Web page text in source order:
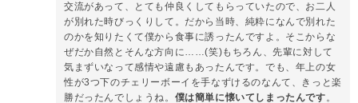
交流があって、とても仲良くしてもらっていたので、お二人
が別れた時びっくりして。だから当時、純粋になんで別れた
のかを知りたくて僕から食事に誘ったんですよ。そこからな
ぜだか自然とそんな方向に……(笑)もちろん、先輩に対して
気まずいなって感情や遠慮もあったんです。でも、年上の女
性が3つ下のチェリーボーイを手なずけるのなんて、きっと楽
勝だったんでしょうね。 僕は簡単に懐いてしまったんです。